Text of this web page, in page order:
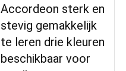
Accordeon sterk en
stevig gemakkelijk
te leren drie kleuren
beschikbaar voor